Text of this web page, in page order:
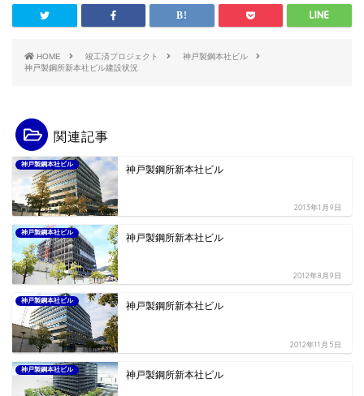
HOME 竣工済プロジェクト
神戸製鋼本社ビル
神戸製鋼所新本社ビル建設状況
関連記事
神戸製鋼本社ビル 神戸製鋼所新本社ビル
2013年1月9日
神戸製鋼本社ビル 神戸製鋼所新本社ビル
2012年8月9日
神戸製鋼本社ビル 神戸製鋼所新本社ビル
2012年11月5日
神戸製鋼本社ビル 神戸製鋼所新本社ビル